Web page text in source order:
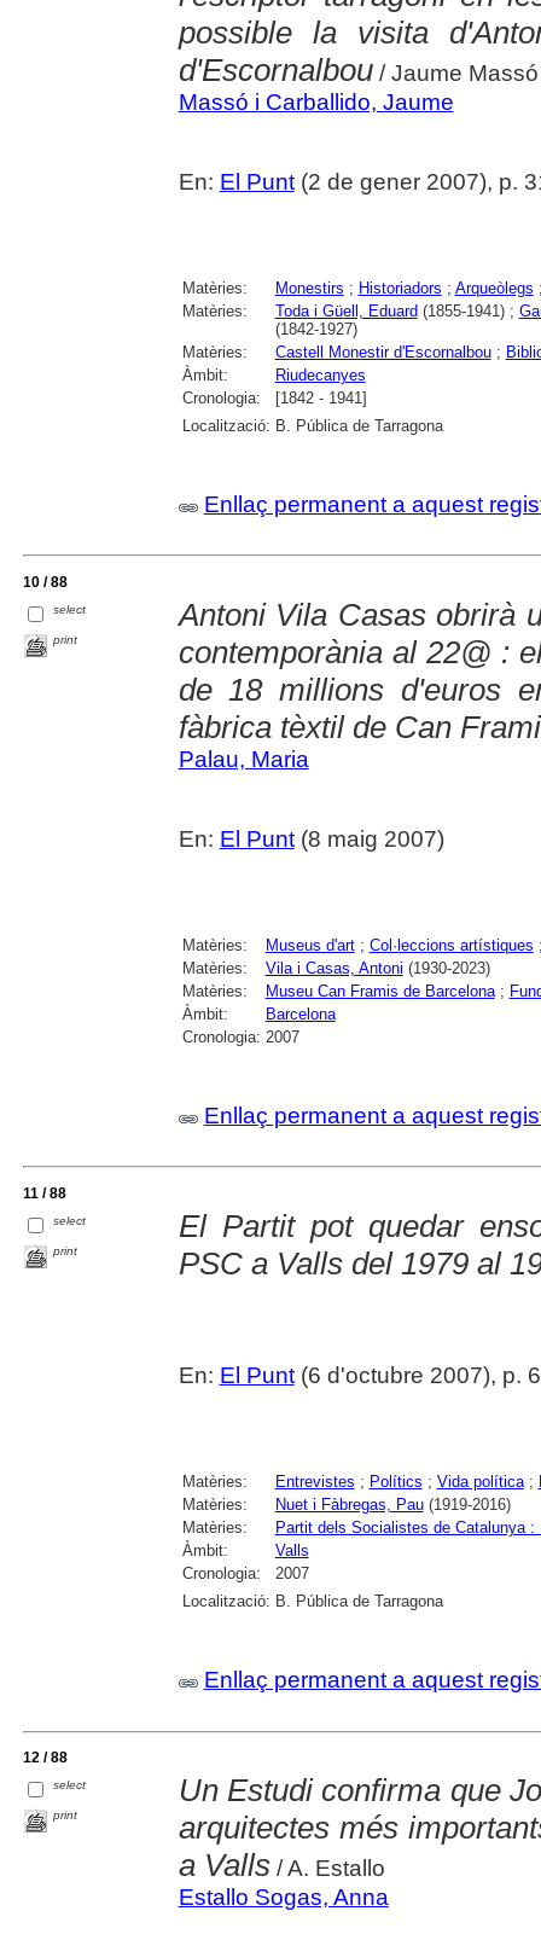
possible la visita
d'Escornalbou/ Jaume Massó
Massó i Carballido, Jaume
En: El Punt(2 de gener 2007), p.
Matèries: Monestirs ; Historiadors ; Arqueòlegs
Matèries:
Toda i Güell, Eduard (1855-1941) ;
(1842-1927)
Matèries:
Castell Monestir d'Escornalbou;
Àmbit:
Riudecanyes
Cronologia:
[1842 - 1941]
Localització: B. Pública de Tarragona
Enllaç permanent a aquest
10 / 88
select
print
Antoni Vila Casas obrirà
contemporània al 22@ :
de 18 millions d'euros
fàbrica tèxtil de Can
Palau, Maria
En: El Punt(8 maig 2007)
Matèries: Museus d'art; Col·leccions artístiques
Matèries:
Vila i Casas, Antoni (1930-2023)
Matèries:
Museu Can Framis de Barcelona;
Àmbit:
Barcelona
Cronologia: 2007
Enllaç permanent a aquest
11 / 88
select
print
El Partit pot quedar
PSC a Valls del 1979 al
En: El Punt(6 d'octubre 2007), p. 6
Matèries: Entrevistes ; Polítics ; Vida política;
Matèries:
Nuet i Fàbregas, Pau(1919-2016)
Matèries:
Partit dels Socialistes de Catalunya
Àmbit:
Valls
Cronologia:
2007
Localització: B. Pública de Tarragona
Enllaç permanent a aquest
12 / 88
select
print
Un Estudi confirma que
arquitectes més
a Valls/ A. Estallo
Estallo Sogas, Anna